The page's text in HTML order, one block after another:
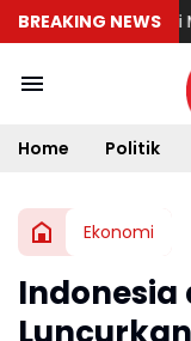
BREAKING NEWS
Serambi
Home Politik
Ekonomi
Indonesia